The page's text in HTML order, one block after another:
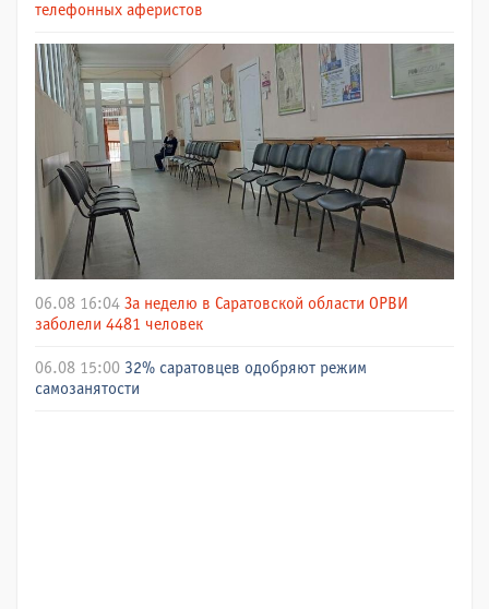
телефонных аферистов
06.08 16:04 За неделю в Саратовской области ОРВИ
заболели 4481 человек
06.08 15:00 32% саратовцев одобряют режим
самозанятости